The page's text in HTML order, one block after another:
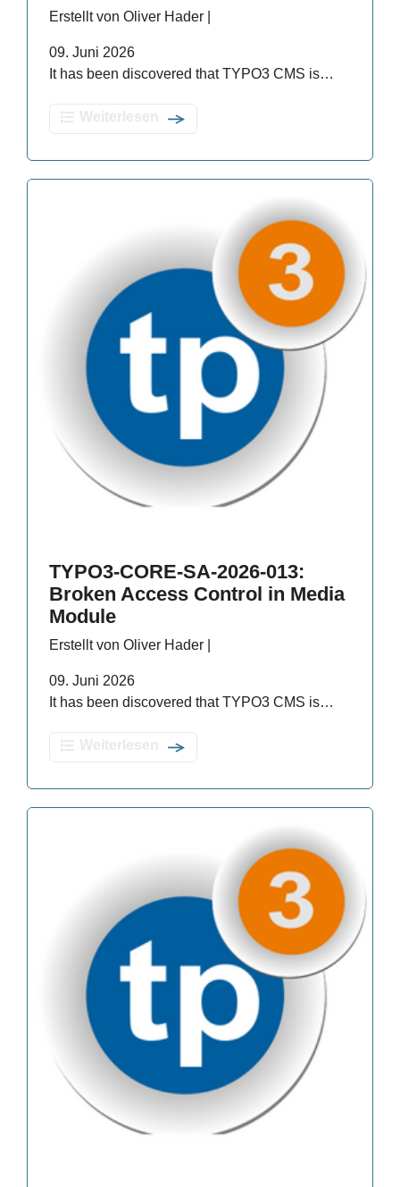
Erstellt von Oliver Hader |
09. Juni 2026
It has been discovered that TYPO3 CMS is…
TYPO3-CORE-SA-2026-013:
Broken Access Control in Media
Module
Erstellt von Oliver Hader |
09. Juni 2026
It has been discovered that TYPO3 CMS is…